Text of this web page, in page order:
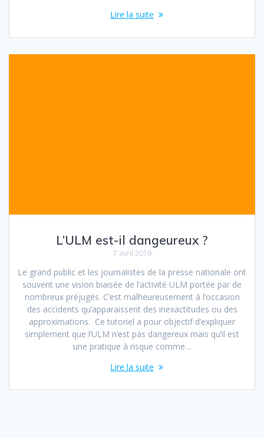
Lire la suite
L’ULM est-il dangeureux ?
7 avril 2019
Le grand public et les journalistes de la presse nationale ont
souvent une vision biaisée de l’activité ULM portée par de
nombreux préjugés. C’est malheureusement à l’occasion
des accidents qu’apparaissent des inexactitudes ou des
approximations. Ce tutoriel a pour objectif d’expliquer
simplement que l’ULM n’est pas dangereux mais qu’il est
une pratique à risque comme…
Lire la suite